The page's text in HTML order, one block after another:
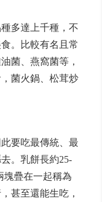
一起煮成米湯，
一起炒，最後再
三種顏色的食
多達上千種，不
。比較有名且常
菌、燕窩菌等，
菌火鍋、松茸炒